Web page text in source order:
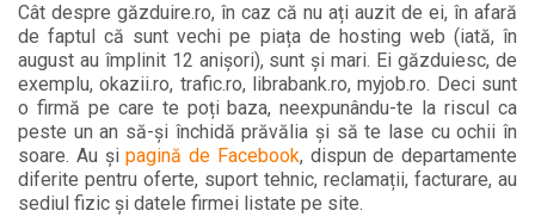
Cât despre găzduire.ro, în caz că nu ați auzit de ei, în afară
de faptul că sunt vechi pe piața de hosting web (iată, în
august au împlinit 12 anișori), sunt și mari. Ei găzduiesc, de
exemplu, okazii.ro, trafic.ro, librabank.ro, myjob.ro. Deci sunt
o firmă pe care te poți baza, neexpunându-te la riscul ca
peste un an să-și închidă prăvălia și să te lase cu ochii în
soare. Au șipagină de Facebook, dispun de departamente
diferite pentru oferte, suport tehnic, reclamații, facturare, au
sediul fizic și datele firmei listate pe site.